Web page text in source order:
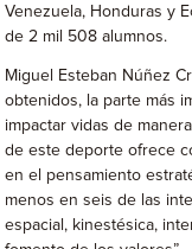
Venezuela, Honduras y
de 2 mil 508 alumnos.
Miguel Esteban Núñez
obtenidos, la parte más
impactar vidas de
de este deporte ofrece
en el pensamiento
menos en seis de las
espacial, kinestésica,